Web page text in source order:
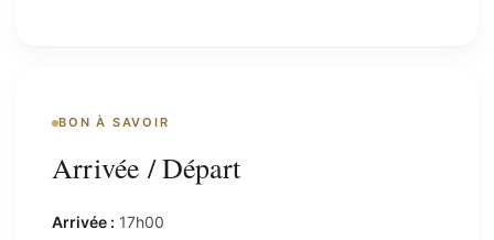
BON À SAVOIR
Arrivée / Départ
Arrivée : 17h00